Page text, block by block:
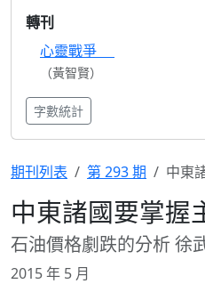
轉刊
心靈戰爭
（黃智賢）
字數統計
期刊列表 第 293 期 中東
中東諸國要掌握
石油價格劇跌的分析 徐
2015 年 5 月